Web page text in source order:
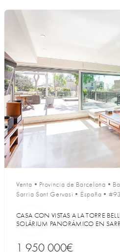
Venta • Provincia de Barcelona •
Sarria Sant Gervasi • España •
CASA CON VISTAS A LA TORRE
SOLÁRIUM PANORÁMICO EN
1 950 000€